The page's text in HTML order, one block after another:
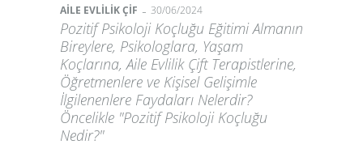
AİLE EVLİLİK ÇİF - 30/06/2024
Pozitif Psikoloji Koçluğu Eğitimi Almanın
Bireylere, Psikologlara, Yaşam
Koçlarına, Aile Evlilik Çift Terapistlerine,
Öğretmenlere ve Kişisel Gelişimle
İlgilenenlere Faydaları Nelerdir?
Öncelikle "Pozitif Psikoloji Koçluğu
Nedir?"